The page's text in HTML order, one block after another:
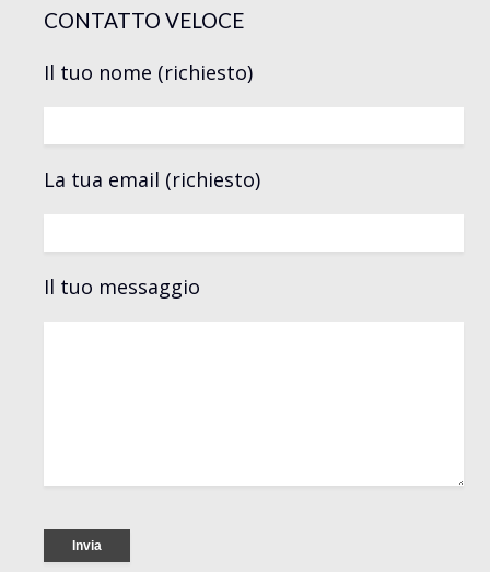
CONTATTO VELOCE
Il tuo nome (richiesto)
La tua email (richiesto)
Il tuo messaggio